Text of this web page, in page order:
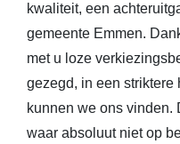
kwaliteit, een
gemeente Emmen.
met u loze
gezegd, in een
kunnen we ons
waar absoluut niet op